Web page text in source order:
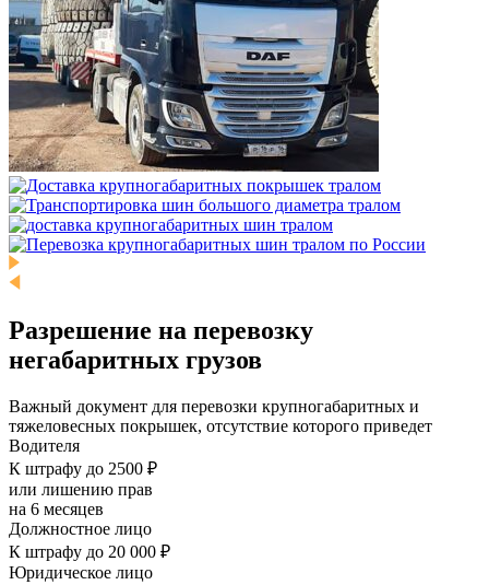
Разрешение на перевозку
негабаритных грузов
Важный документ для перевозки крупногабаритных и
тяжеловесных покрышек, отсутствие которого приведет
Водителя
К штрафу до 2500 ₽
или лишению прав
на 6 месяцев
Должностное лицо
К штрафу до 20 000 ₽
Юридическое лицо